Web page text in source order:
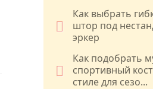
Как выбрать
штор под
эркер
Как подобрать
спортивный
стиле для сезо...